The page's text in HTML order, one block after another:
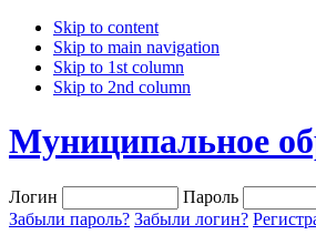
Skip to content
Skip to main navigation
Skip to 1st column
Skip to 2nd column
Муниципальное
Логин
Пароль
Забыли пароль? Забыли логин?